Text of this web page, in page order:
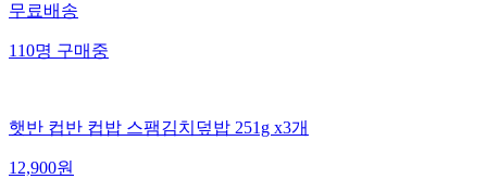
무료배송
110명 구매중
햇반 컵반 컵밥 스팸김치덮밥 251g x3개
12,900원